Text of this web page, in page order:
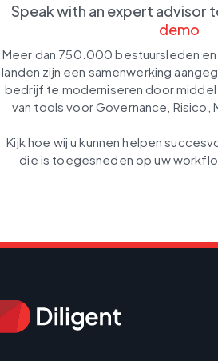
Speak with an expert advisor
demo
Meer dan 750.000 bestuursleden
landen zijn een samenwerking
bedrijf te moderniseren door middel
van tools voor Governance, Risico,
Kijk hoe wij u kunnen helpen
die is toegesneden op uw